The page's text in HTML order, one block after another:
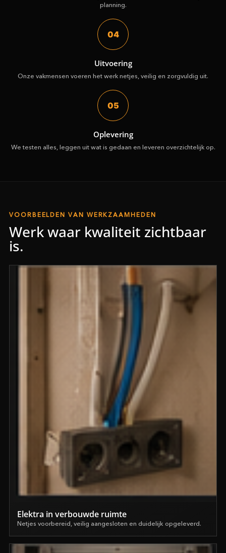
planning.
04
Uitvoering
Onze vakmensen voeren het werk netjes, veilig en zorgvuldig uit.
05
Oplevering
We testen alles, leggen uit wat is gedaan en leveren overzichtelijk op.
VOORBEELDEN VAN WERKZAAMHEDEN
Werk waar kwaliteit zichtbaar
is.
Elektra in verbouwde ruimte
Netjes voorbereid, veilig aangesloten en duidelijk opgeleverd.